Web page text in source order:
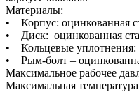
Материалы:
• Корпус: оцинкованная
• Диск: оцинкованная
• Кольцевые уплотнения:
• Рым-болт –
Максимальное рабочее
Максимальная